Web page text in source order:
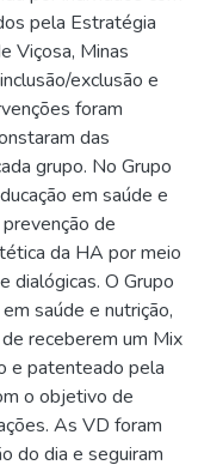
pela Estratégia
Viçosa, Minas
exclusão e
foram
das
grupo. No Grupo
em saúde e
de
da HA por meio
dialógicas. O Grupo
saúde e nutrição,
receberem um Mix
e patenteado pela
o objetivo de
As VD foram
do dia e seguiram